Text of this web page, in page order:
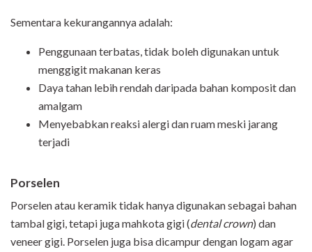
Sementara kekurangannya adalah:
Penggunaan terbatas, tidak boleh digunakan untuk
menggigit makanan keras
Daya tahan lebih rendah daripada bahan komposit dan
amalgam
Menyebabkan reaksi alergi dan ruam meski jarang
terjadi
Porselen
Porselen atau keramik tidak hanya digunakan sebagai bahan
tambal gigi, tetapi juga mahkota gigi (dental crown) dan
veneer gigi. Porselen juga bisa dicampur dengan logam agar